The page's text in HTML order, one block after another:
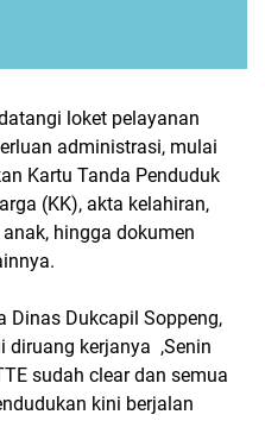
loket pelayanan
administrasi, mulai
Kartu Tanda Penduduk
(KK), akta kelahiran,
hingga dokumen
Dinas Dukcapil Soppeng,
diruang kerjanya ,Senin
sudah clear dan semua
kini berjalan